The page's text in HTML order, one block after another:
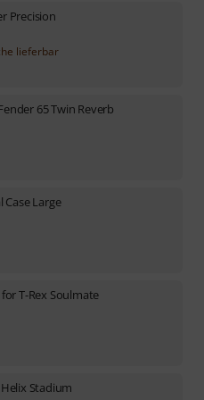
Precision
lieferbar
65 Twin Reverb
Case Large
for T-Rex Soulmate
Stadium